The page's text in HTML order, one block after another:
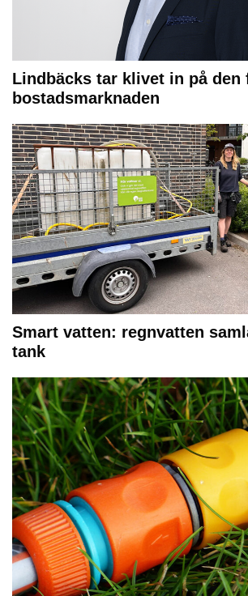
Lindbäcks tar klivet in på den
bostadsmarknaden
Smart vatten: regnvatten
tank